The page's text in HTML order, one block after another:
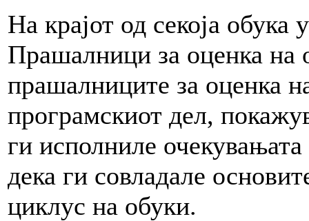
На крајот од секоја обука
Прашалници за оценка на
прашалниците за оценка
програмскиот дел,
ги исполниле
дека ги совладале
циклус на обуки.